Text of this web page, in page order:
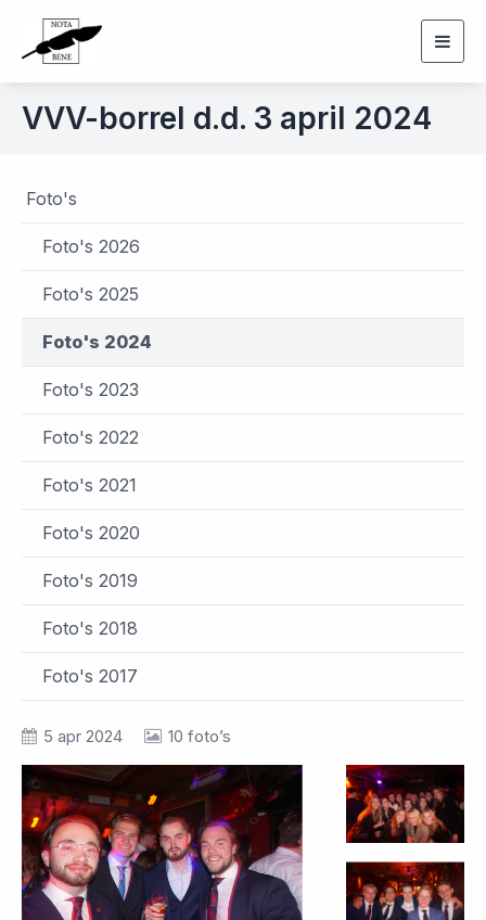
VVV-borrel d.d. 3 april 2024
Foto's
Foto's 2026
Foto's 2025
Foto's 2024
Foto's 2023
Foto's 2022
Foto's 2021
Foto's 2020
Foto's 2019
Foto's 2018
Foto's 2017
5 apr 2024 10 foto’s